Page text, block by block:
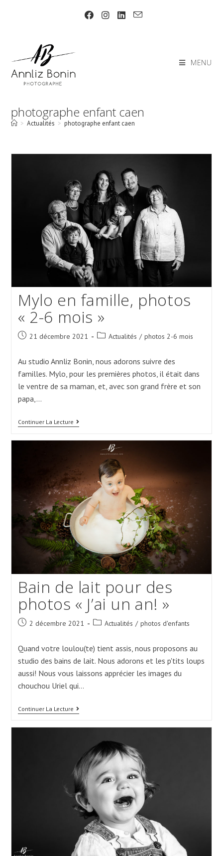
MENU
photographe enfant caen
> Actualités > photographe enfant caen
Mylo en famille, photos
« 2-6 mois »
Post 21 décembre 2021
Post Actualités / photos 2-6 mois
Au studio Annliz Bonin, nous adorons suivre des
familles. Mylo, pour les premières photos, il était dans
le ventre de sa maman, et, avec son grand frère et son
papa,…
Continuer La LectureMylo
Mois »
Bain de lait pour des
photos « J’ai un an! »
Post 2 décembre 2021
Post Actualités / photos d'enfants
Quand votre loulou(te) tient assis, nous proposons au
studio des bains de lait. Nous adorons et les p'tits loups
aussi! Nous vous laissons apprécier les images du
chouchou Uriel qui…
Continuer La LectureBain
De
Photos
« J’ai
Un
An! »